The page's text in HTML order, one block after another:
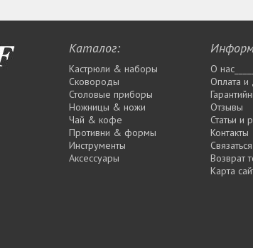
Каталог:
Кастрюли & наборы
Сковороды
Столовые приборы
Ножницы & ножи
Чай & кофе
Противни & формы
Инструменты
Аксессуары
О нас_____
Оплата и
Отзывы
Статьи и
Контакты
Возврат
Карта